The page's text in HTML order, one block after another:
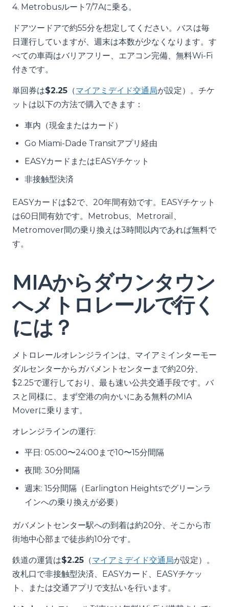
4. Metrobusルート7/7Aに乗る。
ドアツードアで約55分を想定してください。バスは毎
日運行していますが、週末は本数が少なくなります。す
べての車両はバリアフリー、エアコン完備、無料Wi-Fi
付きです。
単回券は$2.25 （マイアミデイド交通局が設定）。チケ
ットは以下の方法で購入できます：
車内（現金またはカード）
Go Miami-Dade Transitアプリ経由
EASYカードまたはEASYチケット
非接触型決済
EASYカードは$2で、20年間有効です。EASYチケット
は60日間有効です。Metrobus、Metrorail、
Metromover間の乗り換えは3時間以内であれば無料で
す。
MIAからダウンタウン
へメトロレールで行く
には？
メトロレールオレンジラインは、マイアミインターモー
ダルセンターからガバメントセンターまで約20分、
$2.25で運行しており、最も速い公共交通手段です。バ
スと同様に、まず空港の向かいにある無料のMIA
Moverに乗ります。
オレンジラインの運行:
平日: 05:00〜24:00まで10〜15分間隔
夜間: 30分間隔
週末: 15分間隔（Earlington Heightsでグリーンラ
インへの乗り換えが必要）
ガバメントセンター駅への到着は約20分、そこから市
街地中心部まで徒歩約10分です。
鉄道の運賃は$2.25 （マイアミデイド交通局が設定）。
改札口で非接触型決済、EASYカード、EASYチケッ
ト、または交通アプリで支払いを行います。